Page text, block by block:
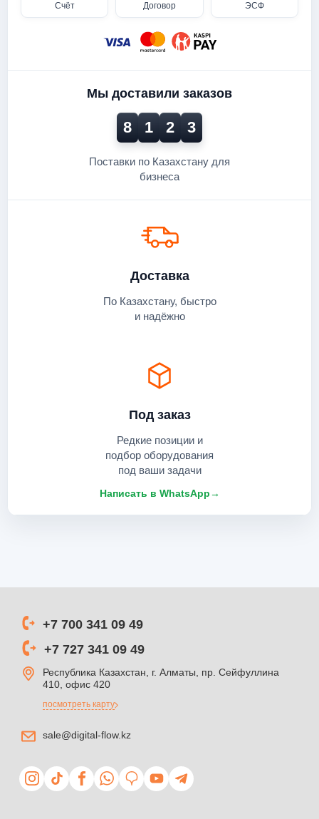
Счёт Договор ЭСФ
Мы доставили заказов
8 1 2 3
Поставки по Казахстану для
бизнеса
Под заказ
Редкие позиции и
подбор оборудования
под ваши задачи
Написать в WhatsApp→
Доставка
По Казахстану, быстро
и надёжно
+7 700 341 09 49
+7 727 341 09 49
Республика Казахстан, г. Алматы, пр. Сейфуллина
410, офис 420
посмотреть карту
sale@digital-flow.kz